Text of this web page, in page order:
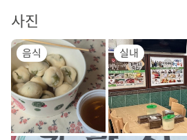
사진
음식 실내